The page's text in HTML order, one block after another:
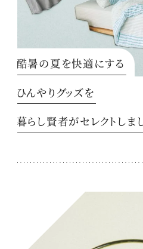
酷暑の夏を快適にする
ひんやりグッズを
暮らし賢者がセレクトしま